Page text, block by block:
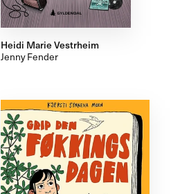
Heidi Marie Vestrheim
Jenny Fender